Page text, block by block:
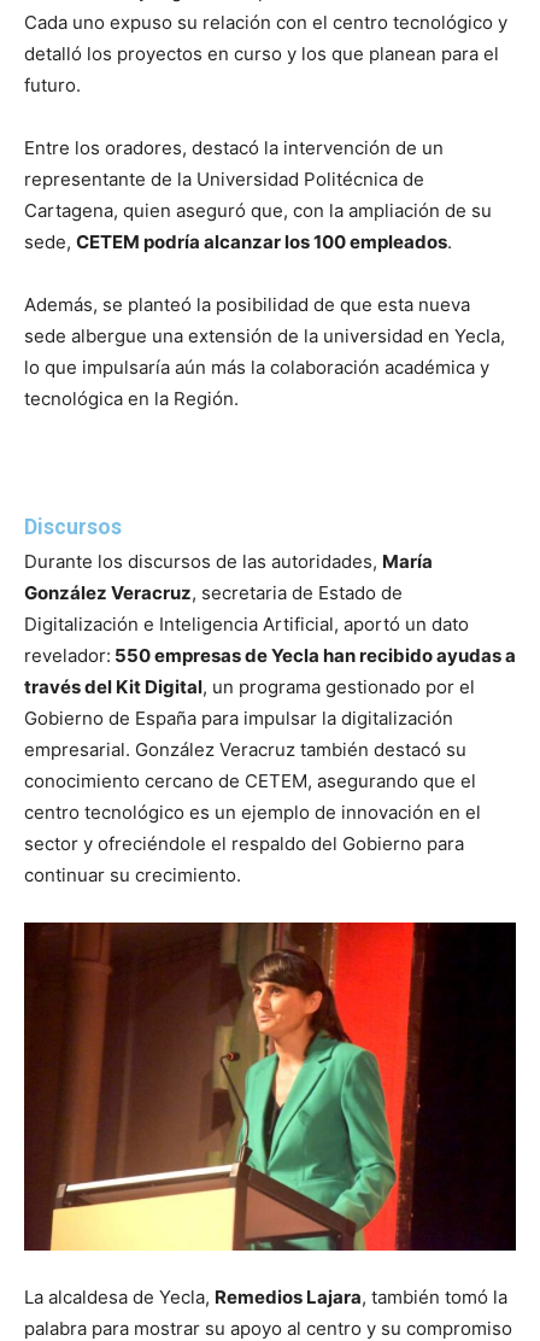
Cada uno expuso su relación con el centro tecnológico y
detalló los proyectos en curso y los que planean para el
futuro.
Entre los oradores, destacó la intervención de un
representante de la Universidad Politécnica de
Cartagena, quien aseguró que, con la ampliación de su
sede, CETEM podría alcanzar los 100 empleados.
Además, se planteó la posibilidad de que esta nueva
sede albergue una extensión de la universidad en Yecla,
lo que impulsaría aún más la colaboración académica y
tecnológica en la Región.
Discursos
Durante los discursos de las autoridades, María
González Veracruz, secretaria de Estado de
Digitalización e Inteligencia Artificial, aportó un dato
revelador: 550 empresas de Yecla han recibido ayudas a
través del Kit Digital, un programa gestionado por el
Gobierno de España para impulsar la digitalización
empresarial. González Veracruz también destacó su
conocimiento cercano de CETEM, asegurando que el
centro tecnológico es un ejemplo de innovación en el
sector y ofreciéndole el respaldo del Gobierno para
continuar su crecimiento.
La alcaldesa de Yecla, Remedios Lajara, también tomó la
palabra para mostrar su apoyo al centro y su compromiso